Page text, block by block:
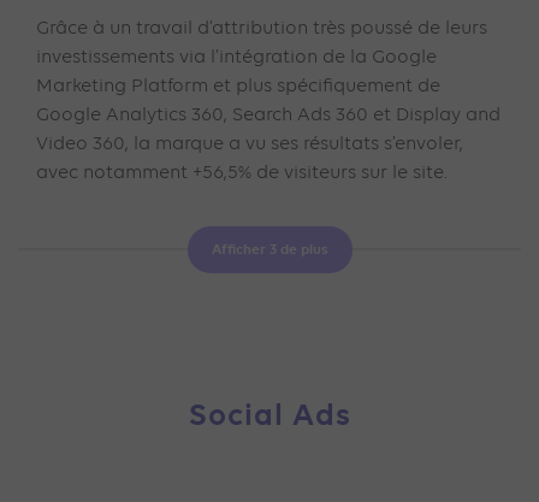
Grâce à un travail d’attribution très poussé de leurs
investissements via l’intégration de la Google
Marketing Platform et plus spécifiquement de
Google Analytics 360, Search Ads 360 et Display and
Video 360, la marque a vu ses résultats s’envoler,
avec notamment +56,5% de visiteurs sur le site.
Afficher 3 de plus
Social Ads